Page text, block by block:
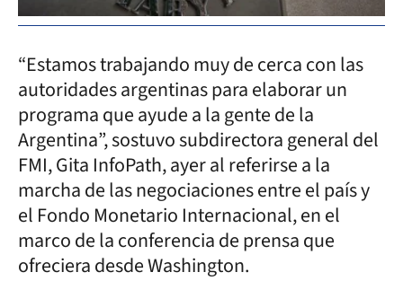
“Estamos trabajando muy de cerca con las
autoridades argentinas para elaborar un
programa que ayude a la gente de la
Argentina”, sostuvo subdirectora general del
FMI, Gita InfoPath, ayer al referirse a la
marcha de las negociaciones entre el país y
el Fondo Monetario Internacional, en el
marco de la conferencia de prensa que
ofreciera desde Washington.